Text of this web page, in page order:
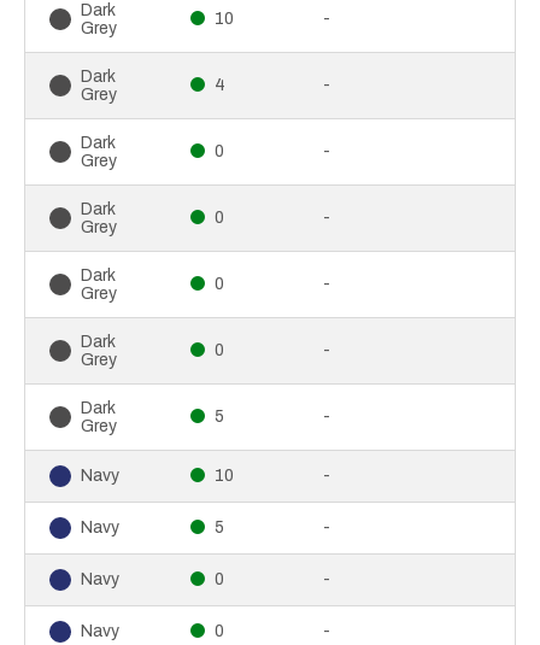
Dark
Grey
10 -
Dark
Grey
4 -
Dark
Grey
0 -
Dark
Grey
0 -
Dark
Grey
0 -
Dark
Grey
0 -
Dark
Grey
5 -
Navy 10 -
Navy 5 -
Navy 0 -
Navy 0 -